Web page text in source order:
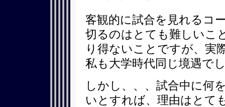
客観的に試合を見れるコ
切るのはとても難しいこ
り得ないことですが、実
私も大学時代同じ境遇で
しかし、、、試合中に何
いとすれば、理由はとて